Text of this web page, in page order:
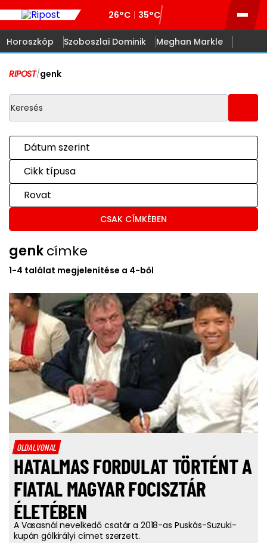
26°C 35°C
Horoszkóp Szoboszlai Dominik Meghan Markle
RIPOST/genk
Dátum szerint
Cikk típusa
Rovat
CSAK CÍMKÉBEN
genkcímke
1-4 találat megjelenítése a 4-ből
OLDALVONAL
HATALMAS FORDULAT TÖRTÉNT A
FIATAL MAGYAR FOCISZTÁR
ÉLETÉBEN
A Vasasnál nevelkedő csatár a 2018-as Puskás-Suzuki-
kupán gólkirályi címet szerzett.